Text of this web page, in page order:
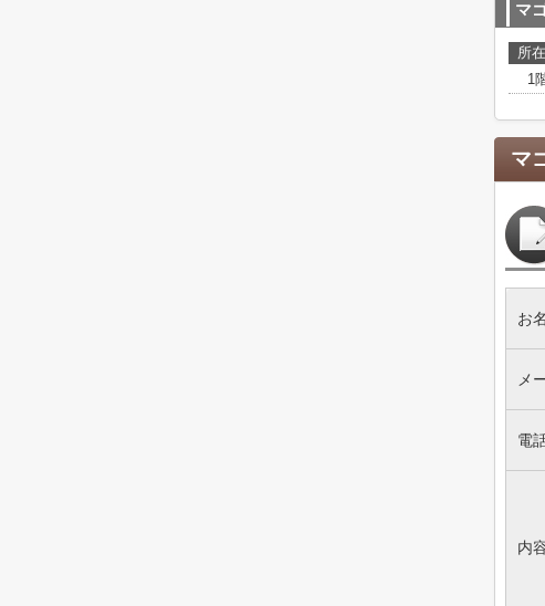
マ
所
1
マ
お
メ
電
内